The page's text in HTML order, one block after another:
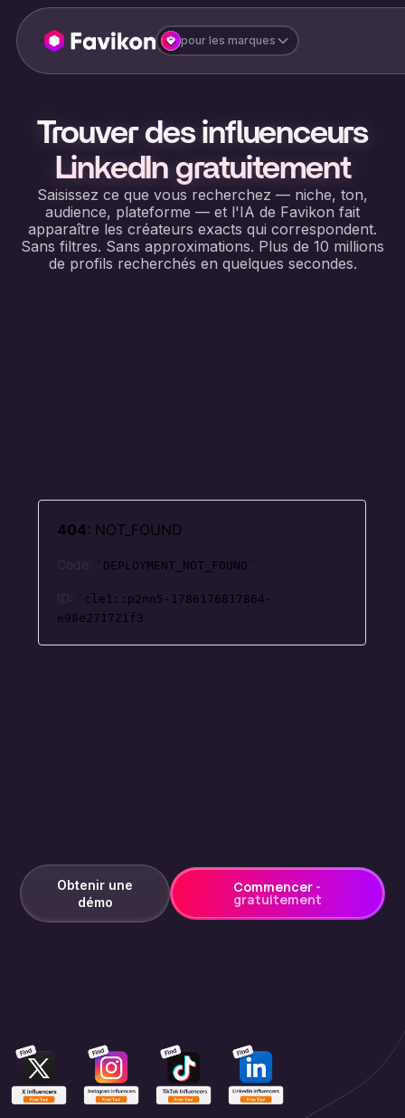
pour les marques
Trouver des influenceurs
LinkedIn gratuitement
Saisissez ce que vous recherchez — niche, ton,
audience, plateforme — et l'IA de Favikon fait
apparaître les créateurs exacts qui correspondent.
Sans filtres. Sans approximations. Plus de 10 millions
de profils recherchés en quelques secondes.
Obtenir une
démo
Commencer -
gratuitement